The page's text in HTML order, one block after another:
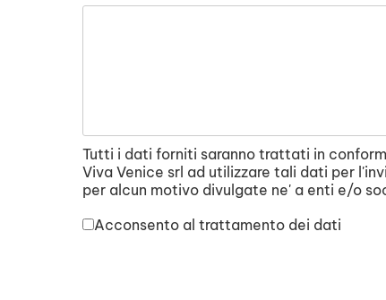
Tutti i dati forniti saranno trattati in
Viva Venice srl ad utilizzare tali dati per
per alcun motivo divulgate ne' a enti e/o
Acconsento al trattamento dei dati